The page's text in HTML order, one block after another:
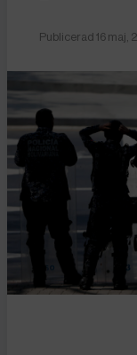
Publicerad 16 maj,